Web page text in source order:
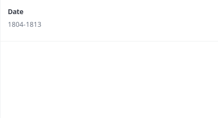
Date
1804-1813